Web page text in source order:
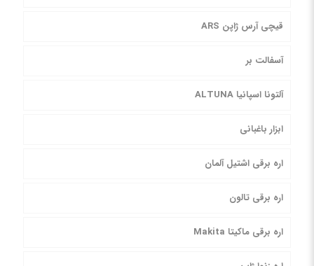
قیچی آرس ژاپن ARS
آسفالت بر
آلتونا اسپانیا ALTUNA
ابزار باغبانی
اره برقی اشتیل آلمان
اره برقی تالون
اره برقی ماکیتا Makita